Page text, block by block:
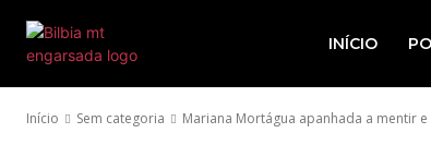
INÍCIO
Início Sem categoria Mariana Mortágua apanhada a mentir